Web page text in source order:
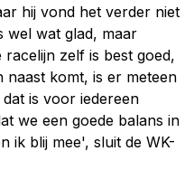
hij vond het verder niet
wel wat glad, maar
racelijn zelf is best goed,
naast komt, is er meteen
is voor iedereen
we een goede balans in
ik blij mee', sluit de WK-